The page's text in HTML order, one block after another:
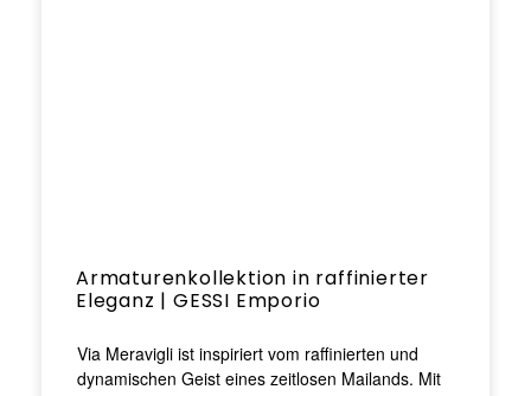
Armaturenkollektion in raffinierter
Eleganz | GESSI Emporio
Via Meravigli ist inspiriert vom raffinierten und
dynamischen Geist eines zeitlosen Mailands. Mit